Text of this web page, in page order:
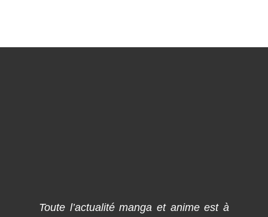
Toute l’actualité manga et anime est à